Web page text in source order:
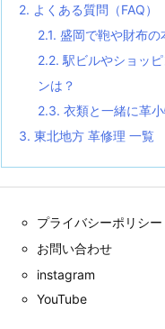
2. よくある質問（FAQ）
2.1. 盛岡で鞄や財布の
2.2. 駅ビルやショッ
ンは？
2.3. 衣類と一緒に革
3. 東北地方 革修理 一覧
プライバシーポリシー
お問い合わせ
instagram
YouTube